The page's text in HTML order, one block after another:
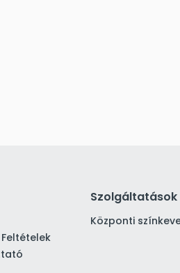
Szolgáltatások
Központi